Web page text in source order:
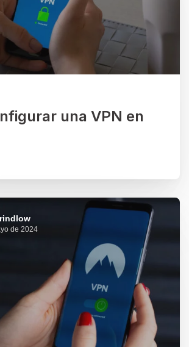
una VPN en
de 2024